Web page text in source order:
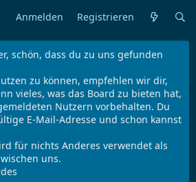
Anmelden Registrieren
schön, dass du zu uns gefunden
zu können, empfehlen wir dir,
vieles, was das Board zu bieten hat,
Nutzern vorbehalten. Du
E-Mail-Adresse und schon kannst
für nichts Anderes verwendet als
uns.